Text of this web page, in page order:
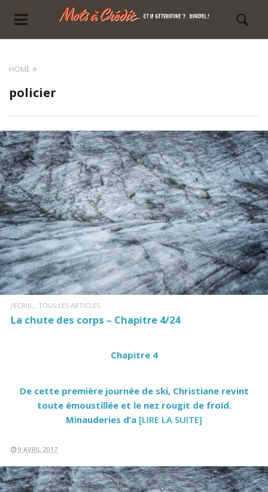
HOME
policier
LIRE LA SUITE
J'ÉCRIS TOUS LES ARTICLES
La chute des corps – Chapitre 4/24
Chapitre 4
De cette première journée de ski, Christiane revint
toute émoustillée et le nez rougit de froid.
Minauderies d’a [LIRE LA SUITE]
9 AVRIL 2017